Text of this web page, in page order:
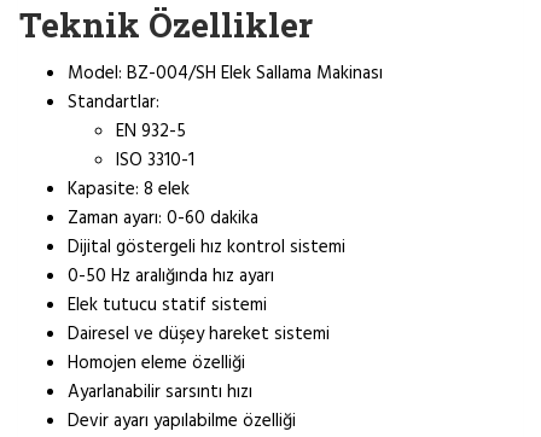
Teknik Özellikler
Model: BZ-004/SH Elek Sallama Makinası
Standartlar:
EN 932-5
ISO 3310-1
Kapasite: 8 elek
Zaman ayarı: 0-60 dakika
Dijital göstergeli hız kontrol sistemi
0-50 Hz aralığında hız ayarı
Elek tutucu statif sistemi
Dairesel ve düşey hareket sistemi
Homojen eleme özelliği
Ayarlanabilir sarsıntı hızı
Devir ayarı yapılabilme özelliği